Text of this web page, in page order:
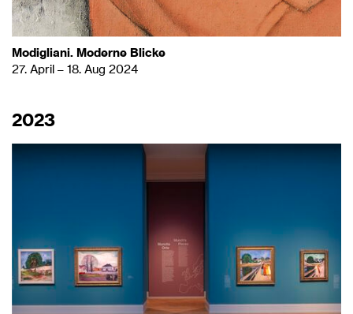
Modigliani. Moderne Blicke
27. April – 18. Aug 2024
2023